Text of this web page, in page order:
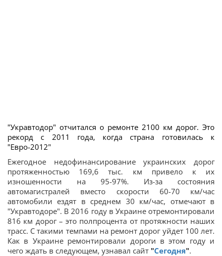
"Укравтодор" отчитался о ремонте 2100 км дорог. Это
рекорд с 2011 года, когда страна готовилась к
"Евро-2012"
Ежегодное недофинансирование украинских дорог
протяженностью 169,6 тыс. км привело к их
изношенности на 95-97%. Из-за состояния
автомагистралей вместо скорости 60-70 км/час
автомобили ездят в среднем 30 км/час, отмечают в
"Укравтодоре". В 2016 году в Украине отремонтировали
816 км дорог – это полпроцента от протяжности наших
трасс. С такими темпами на ремонт дорог уйдет 100 лет.
Как в Украине ремонтировали дороги в этом году и
чего ждать в следующем, узнавал сайт "Сегодня".